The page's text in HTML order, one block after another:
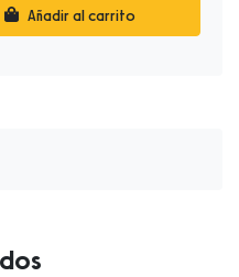
Añadir al carrito